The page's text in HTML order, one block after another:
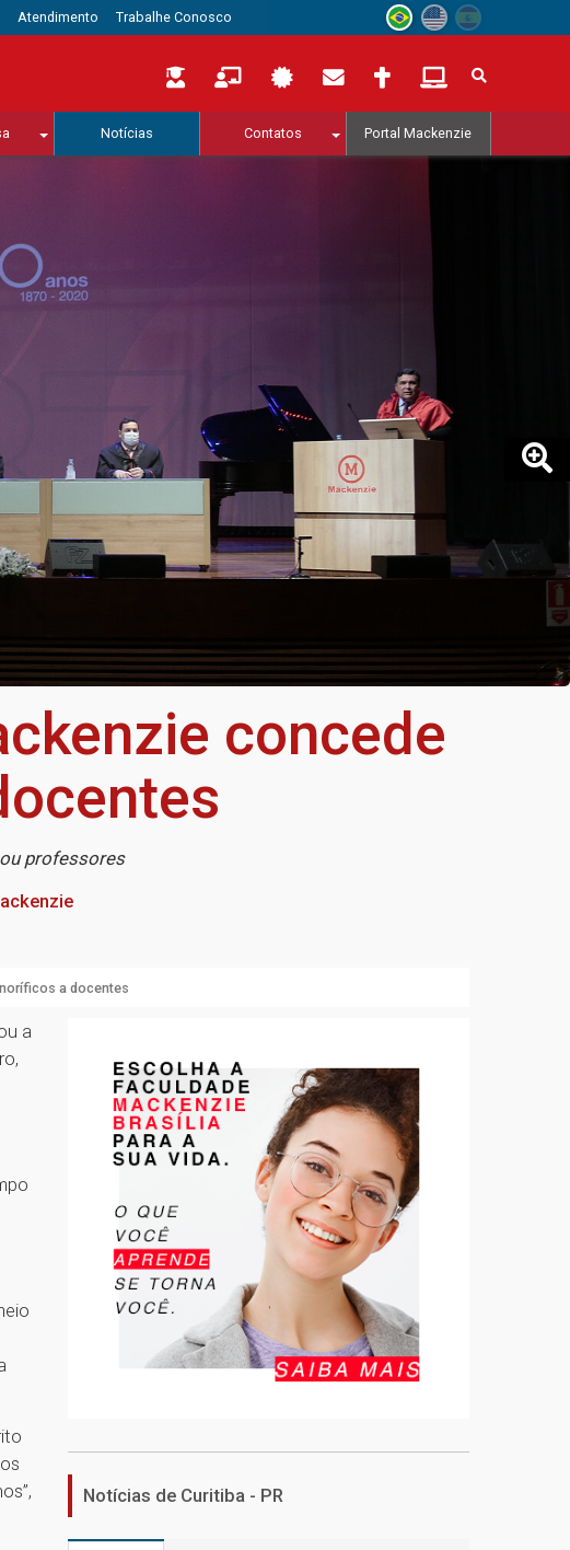
Atendimento Trabalhe Conosco
Notícias Contatos Portal Mackenzie
concede
professores
a docentes
a
Notícias de Curitiba - PR